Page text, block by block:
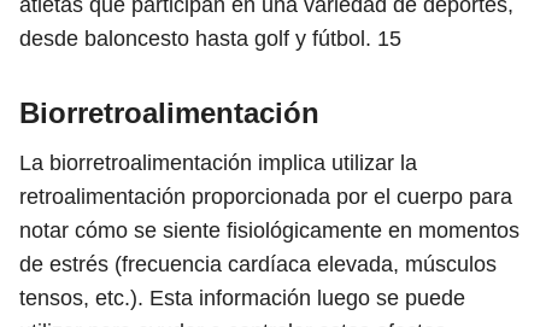
atletas que participan en una variedad de deportes,
desde baloncesto hasta golf y fútbol. 15
Biorretroalimentación
La biorretroalimentación implica utilizar la
retroalimentación proporcionada por el cuerpo para
notar cómo se siente fisiológicamente en momentos
de estrés (frecuencia cardíaca elevada, músculos
tensos, etc.). Esta información luego se puede